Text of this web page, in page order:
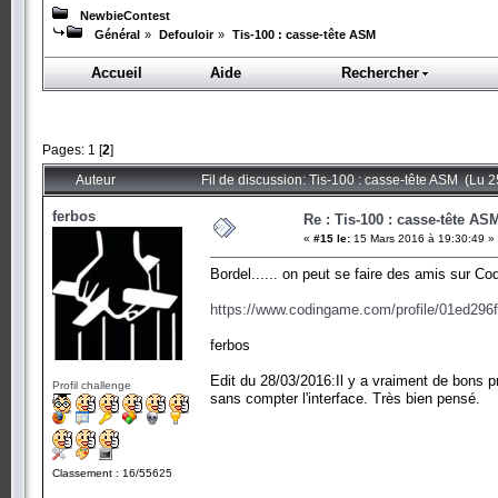
NewbieContest
Général » Defouloir » Tis-100 : casse-tête ASM
Accueil Aide Rechercher
Pages: 1 [2]
Auteur Fil de discussion: Tis-100 : casse-tête ASM (Lu
ferbos
Profil challenge
Classement : 16/55625
Re : Tis-100 : casse-tête
« #15 le: 15 Mars 2016 à 19:30:49 »
Bordel...... on peut se faire des amis sur
https://www.codingame.com/profile/
ferbos
Edit du 28/03/2016:Il y a vraiment de bons
sans compter l'interface. Très bien pensé.